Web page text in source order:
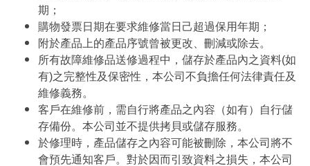
期；
購物發票日期在要求維修當日己超過保用年期；
附於產品上的產品序號曾被更改、刪減或除去。
所有故障維修品送修過程中，儲存於產品內之資料(如
有)之完整性及保密性，本公司不負擔任何法律責任及
維修義務。
客戶在維修前，需自行將產品之內容（如有）自行儲
存備份。本公司並不提供拷貝或儲存服務。
於修理時，產品儲存之內容可能被刪除，本公司將不
會預先通知客戶。對於因而引致資料之損失，本公司